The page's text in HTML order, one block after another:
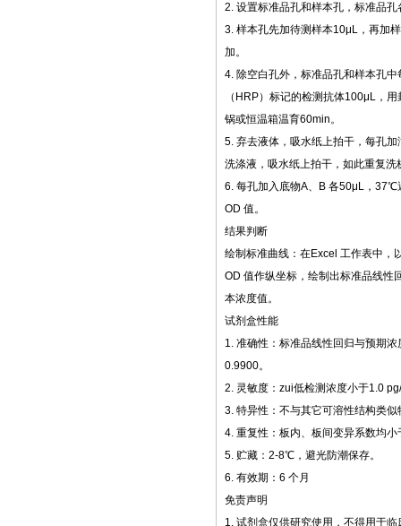
2. 设置标准品孔和样本孔，标准品
3. 样本孔先加待测样本10μL，再加
加。
4. 除空白孔外，标准品孔和样本孔
（HRP）标记的检测抗体100μL，
锅或恒温箱温育60min。
5. 弃去液体，吸水纸上拍干，每孔
洗涤液，吸水纸上拍干，如此重复
6. 每孔加入底物A、B 各50μL，37℃
OD 值。
结果判断
绘制标准曲线：在Excel 工作表中，
OD 值作纵坐标，绘制出标准品线性
本浓度值。
试剂盒性能
1. 准确性：标准品线性回归与预期
0.9900。
2. 灵敏度：zui低检测浓度小于1.0
3. 特异性：不与其它可溶性结构类似
4. 重复性：板内、板间变异系数均小
5. 贮藏：2-8℃，避光防潮保存。
6. 有效期：6 个月
免责声明
1. 试剂盒仅供研究使用，不得用于